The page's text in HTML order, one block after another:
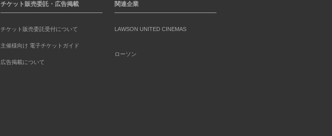
チケット販売委託・広告掲載
チケット販売委託受付について
主催様向け 電子チケットガイド
広告掲載について
関連企業
LAWSON UNITED CINEMAS
ローソン